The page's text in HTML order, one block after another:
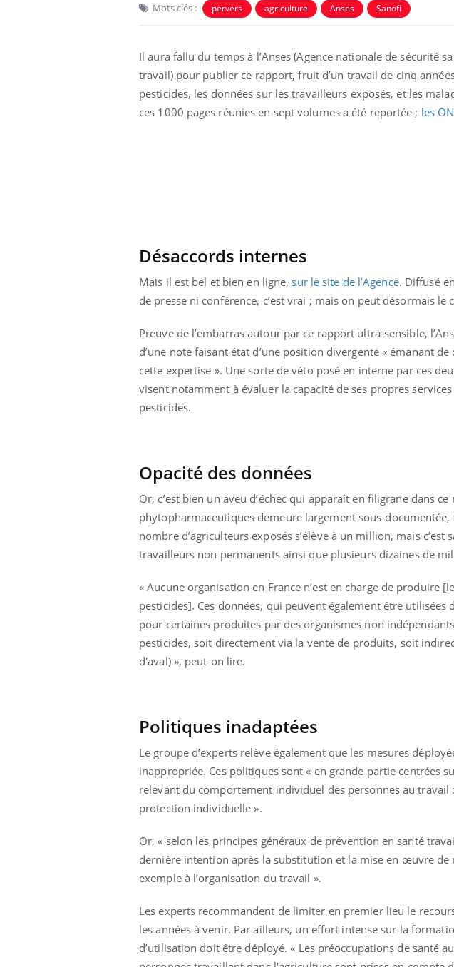
Mots clés : pervers agriculture Anses Sanofi
Il aura fallu du temps à l’Anses (Agence nationale de sécurité
travail) pour publier ce rapport, fruit d’un travail de cinq
pesticides, les données sur les travailleurs exposés, et les
ces 1000 pages réunies en sept volumes a été reportée ; les
Désaccords internes
Mais il est bel et bien en ligne, sur le site de l’Agence. Diffusé
de presse ni conférence, c’est vrai ; mais on peut désormais le
Preuve de l’embarras autour par ce rapport ultra-sensible,
d’une note faisant état d’une position divergente « émanant
cette expertise ». Une sorte de véto posé en interne par ces
visent notamment à évaluer la capacité de ses propres
pesticides.
Opacité des données
Or, c’est bien un aveu d’échec qui apparaît en filigrane dans
phytopharmaceutiques demeure largement sous-documentée,
nombre d’agriculteurs exposés s’élève à un million, mais
travailleurs non permanents ainsi que plusieurs dizaines de
« Aucune organisation en France n’est en charge de produire
pesticides]. Ces données, qui peuvent également être
pour certaines produites par des organismes non
pesticides, soit directement via la vente de produits, soit
d'aval) », peut-on lire.
Politiques inadaptées
Le groupe d’experts relève également que les mesures
inappropriée. Ces politiques sont « en grande partie centrées
relevant du comportement individuel des personnes au travail
protection individuelle ».
Or, « selon les principes généraux de prévention en santé
dernière intention après la substitution et la mise en œuvre
exemple à l’organisation du travail ».
Les experts recommandent de limiter en premier lieu le
les années à venir. Par ailleurs, un effort intense sur la
d’utilisation doit être déployé. « Les préoccupations de santé
VIH : la fin du comprimé
tous les jours se profile-t-
elle enfin ?
Pourquoi votre ventre
gâche-t-il les premiers
jours de vos vacances ?
Le Viagra
freiner la
cancer ?
Pourquoi
de protéines
finalement